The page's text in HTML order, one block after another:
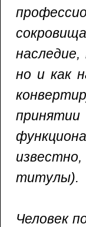
но и как
титулы).
Человек